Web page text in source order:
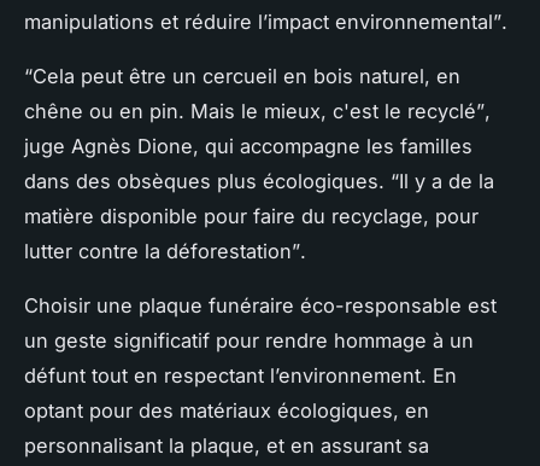
manipulations et réduire l’impact environnemental”.
“Cela peut être un cercueil en bois naturel, en
chêne ou en pin. Mais le mieux, c'est le recyclé”,
juge Agnès Dione, qui accompagne les familles
dans des obsèques plus écologiques. “Il y a de la
matière disponible pour faire du recyclage, pour
lutter contre la déforestation”.
Choisir une plaque funéraire éco-responsable est
un geste significatif pour rendre hommage à un
défunt tout en respectant l’environnement. En
optant pour des matériaux écologiques, en
personnalisant la plaque, et en assurant sa